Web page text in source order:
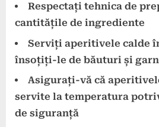
Respectați tehnica de
cantitățile de ingrediente
Serviți aperitivele calde
însoțiți-le de băuturi și
Asigurați-vă că
servite la temperatura
de siguranță